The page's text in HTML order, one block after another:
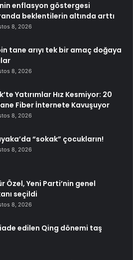
enflasyon göstergesi
beklentilerin altında arttı
8, 2026
tane arıyı tek bir amaç doğaya
8, 2026
Yatırımlar Hız Kesmiyor: 20
Fiber İnternete Kavuşuyor
8, 2026
“sokak” çocukların!
8, 2026
Özel, Yeni Parti’nin genel
seçildi
8, 2026
iade edilen Qing dönemi taş